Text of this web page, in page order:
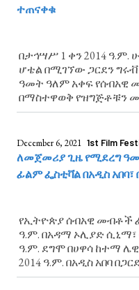
ተጠናቀቁ
በታኅሣሥ 1 ቀን 2014
ሆቴል በሚገኘው ጋርደን
ዓመት ዓለም አቀፍ የሰብአዊ
በማስተዋወቅ የዝግጅቶቹን
December 6, 2021 1st Film
ለመጀመሪያ ጊዜ የሚደረግ
ፊልም ፌስቲቫል በአዲስ
የኢትዮጵያ ሰብአዊ መብቶች
ዓ.ም. በአዳማ ኦሊያድ ሲኒማ፣
ዓ.ም. ደግሞ በሀዋሳ ከተማ
2014 ዓ.ም. በአዲስ አበባ